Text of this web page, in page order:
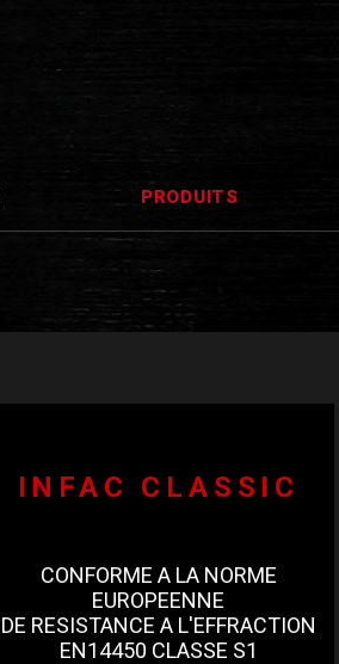
PRODUITS
INFAC CLASSIC
CONFORME A LA NORME
EUROPEENNE
DE RESISTANCE A L'EFFRACTION
EN14450 CLASSE S1